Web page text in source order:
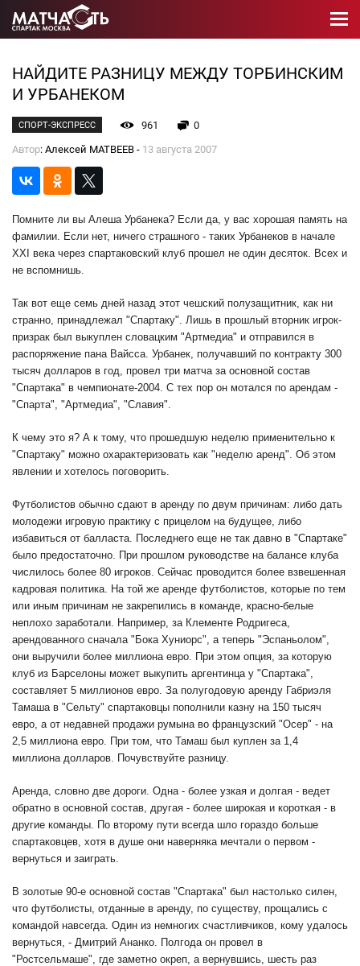
НАЙДИТЕ РАЗНИЦУ МЕЖДУ ТОРБИНСКИМ
И УРБАНЕКОМ
СПОРТ-ЭКСПРЕСС 961
0
Автор: Алексей МАТВЕЕВ - 13 августа 2007
Помните ли вы Алеша Урбанека? Если да, у вас хорошая память на
фамилии. Если нет, ничего страшного - таких Урбанеков в начале
XXI века через спартаковский клуб прошел не один десяток. Всех и
не вспомнишь.
Так вот еще семь дней назад этот чешский полузащитник, как ни
странно, принадлежал "Спартаку". Лишь в прошлый вторник игрок-
призрак был выкуплен словацким "Артмедиа" и отправился в
распоряжение пана Вайсса. Урбанек, получавший по контракту 300
тысяч долларов в год, провел три матча за основной состав
"Спартака" в чемпионате-2004. С тех пор он мотался по арендам -
"Спарта", "Артмедиа", "Славия".
К чему это я? А к тому, что прошедшую неделю применительно к
"Спартаку" можно охарактеризовать как "неделю аренд". Об этом
явлении и хотелось поговорить.
Футболистов обычно сдают в аренду по двум причинам: либо дать
молодежи игровую практику с прицелом на будущее, либо
избавиться от балласта. Последнего еще не так давно в "Спартаке"
было предостаточно. При прошлом руководстве на балансе клуба
числилось более 80 игроков. Сейчас проводится более взвешенная
кадровая политика. На той же аренде футболистов, которые по тем
или иным причинам не закрепились в команде, красно-белые
неплохо заработали. Например, за Клементе Родригеса,
арендованного сначала "Бока Хуниорс", а теперь "Эспаньолом",
они выручили более миллиона евро. При этом опция, за которую
клуб из Барселоны может выкупить аргентинца у "Спартака",
составляет 5 миллионов евро. За полугодовую аренду Габриэля
Тамаша в "Сельту" спартаковцы пополнили казну на 150 тысяч
евро, а от недавней продажи румына во французский "Осер" - на
2,5 миллиона евро. При том, что Тамаш был куплен за 1,4
миллиона долларов. Почувствуйте разницу.
Аренда, словно две дороги. Одна - более узкая и долгая - ведет
обратно в основной состав, другая - более широкая и короткая - в
другие команды. По второму пути всегда шло гораздо больше
спартаковцев, хотя в душе они наверняка мечтали о первом -
вернуться и заиграть.
В золотые 90-е основной состав "Спартака" был настолько силен,
что футболисты, отданные в аренду, по существу, прощались с
командой навсегда. Один из немногих счастливчиков, кому удалось
вернуться, - Дмитрий Ананко. Полгода он провел в
"Ростсельмаше", где заметно окреп, а вернувшись, шесть раз